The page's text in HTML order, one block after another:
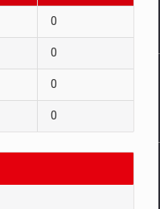
0
0
0
0